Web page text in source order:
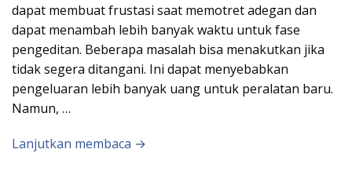
dapat membuat frustasi saat memotret adegan dan
dapat menambah lebih banyak waktu untuk fase
pengeditan. Beberapa masalah bisa menakutkan jika
tidak segera ditangani. Ini dapat menyebabkan
pengeluaran lebih banyak uang untuk peralatan baru.
Namun, …
Lanjutkan membaca →